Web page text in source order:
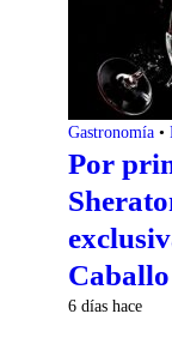
Gastronomía •
Por
6 días hace